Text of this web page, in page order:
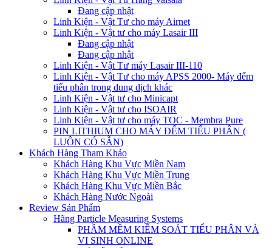
Đang cập nhật
Linh Kiện - Vật Tư cho máy Airnet
Linh Kiện - Vật tư cho máy Lasair III
Đang cập nhật
Đang cập nhật
Linh Kiện - Vật Tư máy Lasair III-110
Linh Kiện - Vật Tư cho máy APSS 2000- Máy đếm
tiểu phân trong dung dịch khác
Linh Kiện - Vật tư cho Minicapt
Linh Kiện - Vật tư cho ISOAIR
Linh Kiện - Vật tư cho máy TOC - Membra Pure
PIN LITHIUM CHO MÁY ĐẾM TIỂU PHÂN (
LUÔN CÓ SẴN)
Khách Hàng Tham Khảo
Khách Hàng Khu Vực Miền Nam
Khách Hàng Khu Vực Miền Trung
Khách Hàng Khu Vực Miền Bắc
Khách Hàng Nước Ngoài
Review Sản Phẩm
Hãng Particle Measuring Systems
PHẦM MỀM KIỂM SOÁT TIỂU PHÂN VÀ
VI SINH ONLINE